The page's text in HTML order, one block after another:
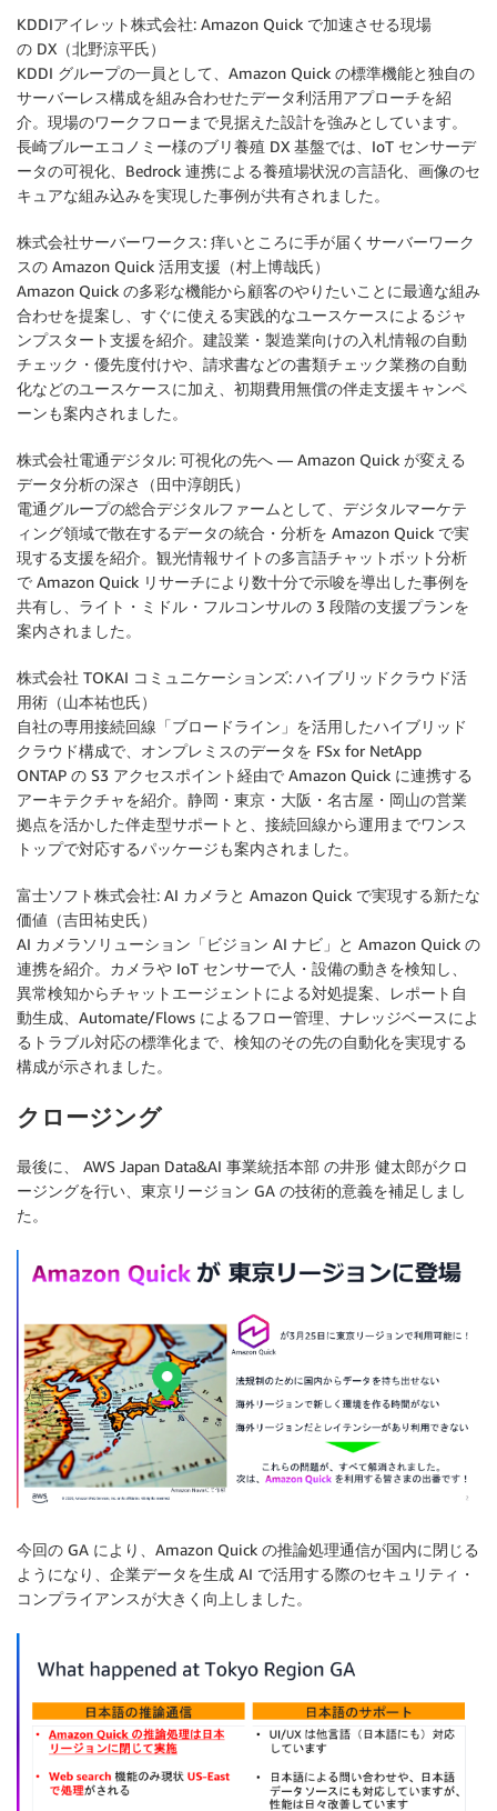
KDDIアイレット株式会社: Amazon Quick で加速させる現場
の DX（北野涼平氏）
KDDI グループの一員として、Amazon Quick の標準機能と独自の
サーバーレス構成を組み合わせたデータ利活用アプローチを紹
介。現場のワークフローまで見据えた設計を強みとしています。
長崎ブルーエコノミー様のブリ養殖 DX 基盤では、IoT センサーデ
ータの可視化、Bedrock 連携による養殖場状況の言語化、画像のセ
キュアな組み込みを実現した事例が共有されました。
株式会社サーバーワークス: 痒いところに手が届くサーバーワーク
スの Amazon Quick 活用支援（村上博哉氏）
Amazon Quick の多彩な機能から顧客のやりたいことに最適な組み
合わせを提案し、すぐに使える実践的なユースケースによるジャ
ンプスタート支援を紹介。建設業・製造業向けの入札情報の自動
チェック・優先度付けや、請求書などの書類チェック業務の自動
化などのユースケースに加え、初期費用無償の伴走支援キャンペ
ーンも案内されました。
株式会社電通デジタル: 可視化の先へ — Amazon Quick が変える
データ分析の深さ（田中淳朗氏）
電通グループの総合デジタルファームとして、デジタルマーケテ
ィング領域で散在するデータの統合・分析を Amazon Quick で実
現する支援を紹介。観光情報サイトの多言語チャットボット分析
で Amazon Quick リサーチにより数十分で示唆を導出した事例を
共有し、ライト・ミドル・フルコンサルの 3 段階の支援プランを
案内されました。
株式会社 TOKAI コミュニケーションズ: ハイブリッドクラウド活
用術（山本祐也氏）
自社の専用接続回線「ブロードライン」を活用したハイブリッド
クラウド構成で、オンプレミスのデータを FSx for NetApp
ONTAP の S3 アクセスポイント経由で Amazon Quick に連携する
アーキテクチャを紹介。静岡・東京・大阪・名古屋・岡山の営業
拠点を活かした伴走型サポートと、接続回線から運用までワンス
トップで対応するパッケージも案内されました。
富士ソフト株式会社: AI カメラと Amazon Quick で実現する新たな
価値（吉田祐史氏）
AI カメラソリューション「ビジョン AI ナビ」と Amazon Quick の
連携を紹介。カメラや IoT センサーで人・設備の動きを検知し、
異常検知からチャットエージェントによる対処提案、レポート自
動生成、Automate/Flows によるフロー管理、ナレッジベースによ
るトラブル対応の標準化まで、検知のその先の自動化を実現する
構成が示されました。
クロージング
最後に、 AWS Japan Data&AI 事業統括本部 の井形 健太郎がクロ
ージングを行い、東京リージョン GA の技術的意義を補足しまし
た。
今回の GA により、Amazon Quick の推論処理通信が国内に閉じる
ようになり、企業データを生成 AI で活用する際のセキュリティ・
コンプライアンスが大きく向上しました。